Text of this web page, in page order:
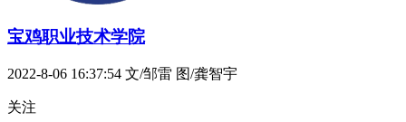
宝鸡职业技术学院
2022-8-06 16:37:54 文/邹雷 图/龚智宇
关注